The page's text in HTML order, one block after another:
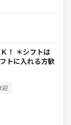
！ ＊シフトは
トに入れる方歓
迎